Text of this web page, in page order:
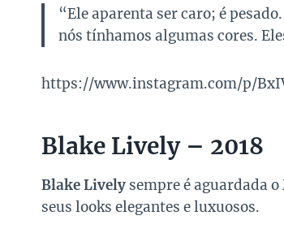
“Ele aparenta ser caro; é
nós tínhamos algumas cores.
https://www.instagram.com/p/
Blake Lively – 2018
Blake Lively sempre é aguardada
seus looks elegantes e luxuosos.